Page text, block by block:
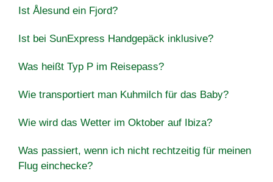
Ist Ålesund ein Fjord?
Ist bei SunExpress Handgepäck inklusive?
Was heißt Typ P im Reisepass?
Wie transportiert man Kuhmilch für das Baby?
Wie wird das Wetter im Oktober auf Ibiza?
Was passiert, wenn ich nicht rechtzeitig für meinen
Flug einchecke?